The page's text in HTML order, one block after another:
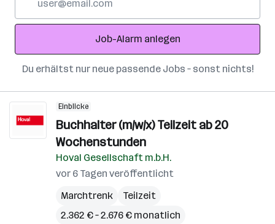
Adresse
Job-Alarm anlegen
Du erhältst nur neue passende Jobs – sonst nichts!
Einblicke
Buchhalter (m/w/x) Teilzeit ab 20
Wochenstunden
Hoval Gesellschaft m.b.H.
vor 6 Tagen veröffentlicht
Marchtrenk
Teilzeit
2.362 € – 2.676 € monatlich